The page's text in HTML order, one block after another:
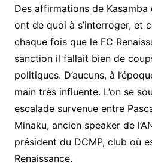
Des affirmations de
ont de quoi à s’interroger, et
chaque fois que le FC
sanction il fallait bien de
politiques. D’aucuns, à
main très influente. L’on se
escalade survenue entre
Minaku, ancien speaker de
président du DCMP, club où
Renaissance.